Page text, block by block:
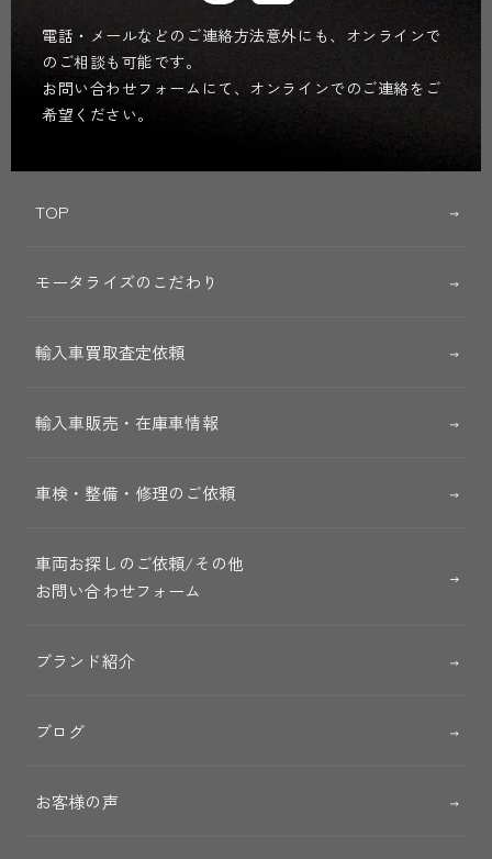
電話・メールなどのご連絡方法意外にも、オンラインで
のご相談も可能です。
お問い合わせフォームにて、オンラインでのご連絡をご
希望ください。
TOP
モータライズのこだわり
輸入車買取査定依頼
輸入車販売・在庫車情報
車検・整備・修理のご依頼
車両お探しのご依頼/その他
お問い合わせフォーム
ブランド紹介
ブログ
お客様の声